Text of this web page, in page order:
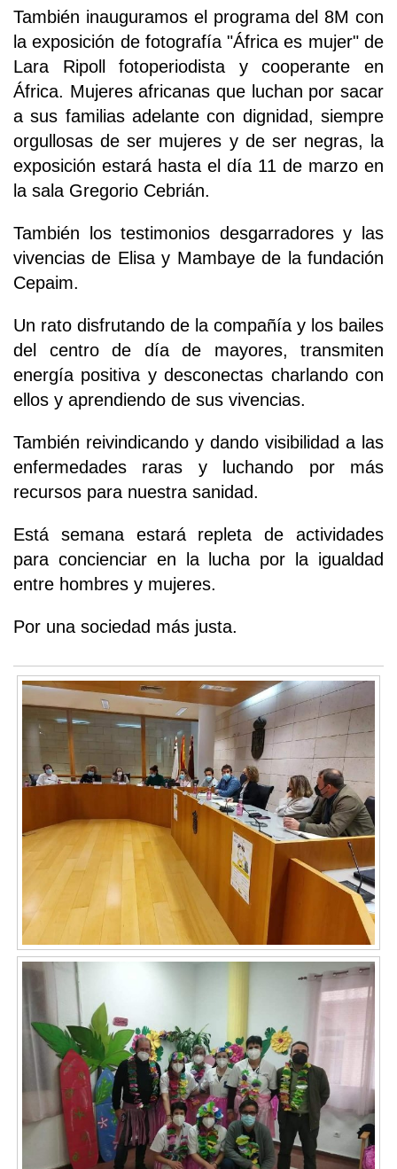
También inauguramos el programa del 8M con
la exposición de fotografía "África es mujer" de
Lara Ripoll fotoperiodista y cooperante en
África. Mujeres africanas que luchan por sacar
a sus familias adelante con dignidad, siempre
orgullosas de ser mujeres y de ser negras, la
exposición estará hasta el día 11 de marzo en
la sala Gregorio Cebrián.
También los testimonios desgarradores y las
vivencias de Elisa y Mambaye de la fundación
Cepaim.
Un rato disfrutando de la compañía y los bailes
del centro de día de mayores, transmiten
energía positiva y desconectas charlando con
ellos y aprendiendo de sus vivencias.
También reivindicando y dando visibilidad a las
enfermedades raras y luchando por más
recursos para nuestra sanidad.
Está semana estará repleta de actividades
para concienciar en la lucha por la igualdad
entre hombres y mujeres.
Por una sociedad más justa.